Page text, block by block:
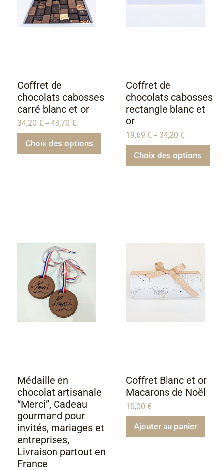
Coffret de
chocolats cabosses
carré blanc et or
34,20 € – 43,70 €
Choix des options
Coffret de
chocolats cabosses
rectangle blanc et
or
19,69 € – 34,20 €
Choix des options
Médaille en
chocolat artisanale
“Merci”, Cadeau
gourmand pour
invités, mariages et
entreprises,
Livraison partout en
France
Coffret Blanc et or
Macarons de Noël
10,00 €
Ajouter au panier